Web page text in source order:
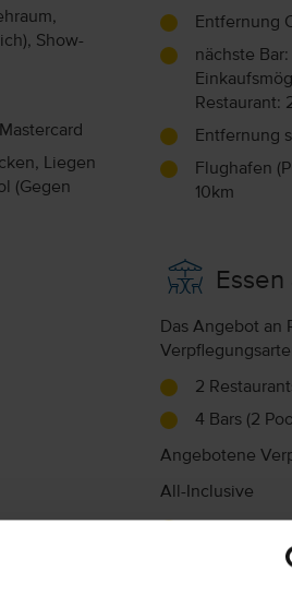
Show-
Liegen
(Gegen
Entfernung
nächste
Restaurant:
Entfernung
Flughafen
10km
Das Angebot an
2
4 Bars (2
Angebotene
All-Inclusive
Frühstück
Snacks